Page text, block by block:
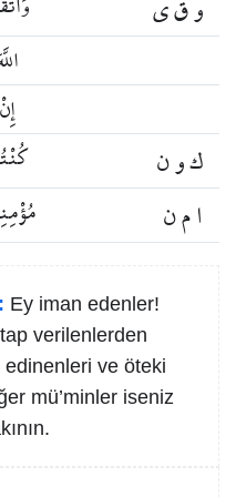
إِنْ
ك و ن
ا م ن
Ey iman edenler!
verilenlerden
ve öteki
mü’minler iseniz